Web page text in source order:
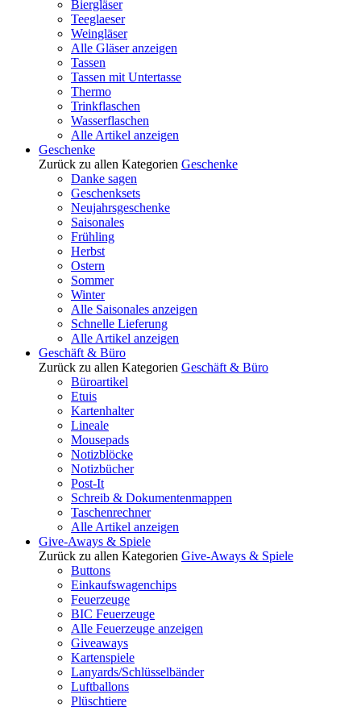
Biergläser
Teeglaeser
Weingläser
Alle Gläser anzeigen
Tassen
Tassen mit Untertasse
Thermo
Trinkflaschen
Wasserflaschen
Alle Artikel anzeigen
Geschenke
Zurück zu allen Kategorien Geschenke
Danke sagen
Geschenksets
Neujahrsgeschenke
Saisonales
Frühling
Herbst
Ostern
Sommer
Winter
Alle Saisonales anzeigen
Schnelle Lieferung
Alle Artikel anzeigen
Geschäft & Büro
Zurück zu allen Kategorien Geschäft & Büro
Büroartikel
Etuis
Kartenhalter
Lineale
Mousepads
Notizblöcke
Notizbücher
Post-It
Schreib & Dokumentenmappen
Taschenrechner
Alle Artikel anzeigen
Give-Aways & Spiele
Zurück zu allen Kategorien Give-Aways & Spiele
Buttons
Einkaufswagenchips
Feuerzeuge
BIC Feuerzeuge
Alle Feuerzeuge anzeigen
Giveaways
Kartenspiele
Lanyards/Schlüsselbänder
Luftballons
Plüschtiere